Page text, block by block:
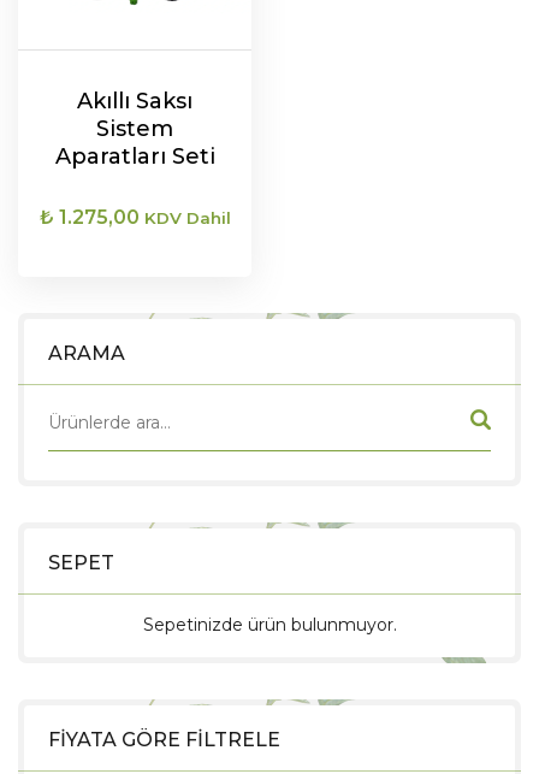
ARAMA
SEPET
Sepetinizde ürün bulunmuyor.
FIYATA GÖRE FILTRELE
Akıllı Saksı
Sistem
Aparatları Seti
₺ 1.275,00 KDV Dahil